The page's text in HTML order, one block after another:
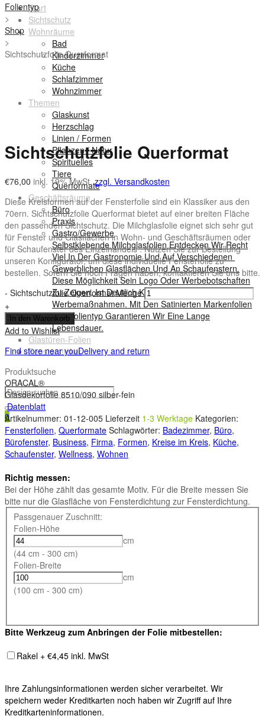
Start
Sichtschutz
Wohnräume
Bad
Kinderzimmer
Küche
Schlafzimmer
Wohnzimmer
Themen
Glaskunst
Herzschlag
Linien / Formen
Pflanzen / Natur
Spirituelles
Tiere
Querformate
Geschäftsräume
Büro
Praxis
Gastro/Gewerbe
Selbstklebende Milchglasfolien Entdecken Wir Recht
Viel In Der Gastronomie Und Auf Verschiedenen
Gewerblichen Glasflächen Und An Schaufenstern.
Diese Möglichkeit Sein Logo Oder Werbebotschaften
Zu Zeigen, Ist Deutlich Kostengünstiger Als Andere
Werbemaßnahmen. Mit Den Satinierten Markenfolien
Von Folientyp Garantieren Wir Eine Lange
Lebensdauer.
Glastüren-Folien
Fenstersticker
Produktsuche
0
Folientyp
>
Shop
>
Sichtschutzfolie Querformat
Sichtschutzfolie Querformat
€76,00 inkl. 19% MwSt.zzgl. Versandkosten
Diese Kreisformen auf der Fensterfolie sind ein Klassiker aus den
70ern. Sichtschutzfolie Querformat bietet auf einer breiten Fläche
den passenden Sichtschutz. Die Milchglasfolie eignet sich sehr gut
für Fenster und Glasflächen in Wohn- und Geschäftsräumen oder
für Schaufenster des Einzelhandels . Nutzen Sie zur Bestellung
unseren Konfigurator, um diese individuelle Fensterfolie zu
bestellen. Sofern Sie noch Fragen haben, kontaktieren Sie uns bitte.
- Sichtschutzfolie Querformat Menge
+
In den Warenkorb
Add to Wishlist
Find store near youDelivery and return
ORACAL®
Glasdekorfolie 8510/090 silber-fein
Datenblatt
Artikelnummer: 01-12-005 Lieferzeit 1-3 Werktage Kategorien:
Fensterfolien, Querformate Schlagwörter: Badezimmer, Büro,
Bürofenster, Business, Firma, Formen, Kreise im Kreis, Küche,
Schaufenster, Wellness, Wohnen
Richtig messen:
Bei der Höhe zählt das gesamte Motiv. Für die Breite messen Sie
bitte nur die Glasfläche von Fensterdichtung zur Fensterdichtung.
Passgenauer Zuschnitt:
Folien-Höhe
cm
(44 cm - 300 cm)
Folien-Breite
cm
(100 cm - 300 cm)
Bitte Werkzeug zum Anbringen der Folie mitbestellen:
Rakel + €4,45 inkl. MwSt
Ihre Zahlungsinformationen werden sicher verarbeitet. Wir
speichern weder Kreditkarten noch haben wir Zugriff auf Ihre
Kreditkarteninformationen.